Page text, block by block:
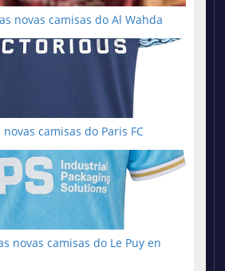
novas camisas do Al Wahda
camisas do Paris FC
novas camisas do Le Puy en